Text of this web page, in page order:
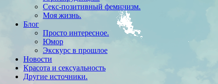
Секс-позитивный феминизм.
Моя жизнь.
Блог
Просто интересное.
Юмор
Экскурс в прошлое
Новости
Красота и сексуальность
Другие источники.